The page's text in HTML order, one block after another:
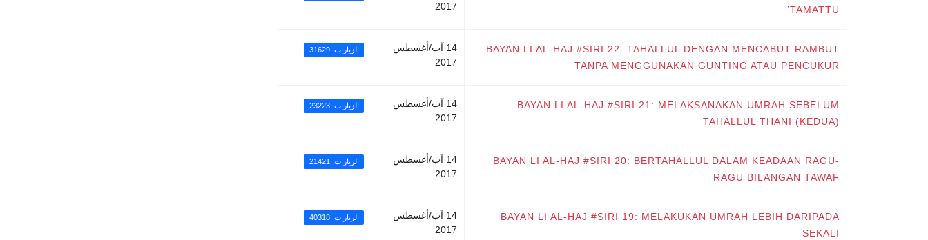
TAMATTU’
2017
BAYAN LI AL-HAJ #SIRI 22: TAHALLUL DENGAN MENCABUT RAMBUT
TANPA MENGGUNAKAN GUNTING ATAU PENCUKUR
14 آب/أغسطس
2017
الزيارات: 31629
BAYAN LI AL-HAJ #SIRI 21: MELAKSANAKAN UMRAH SEBELUM
TAHALLUL THANI (KEDUA)
14 آب/أغسطس
2017
الزيارات: 23223
BAYAN LI AL-HAJ #SIRI 20: BERTAHALLUL DALAM KEADAAN RAGU-
RAGU BILANGAN TAWAF
14 آب/أغسطس
2017
الزيارات: 21421
BAYAN LI AL-HAJ #SIRI 19: MELAKUKAN UMRAH LEBIH DARIPADA
SEKALI
14 آب/أغسطس
2017
الزيارات: 40318